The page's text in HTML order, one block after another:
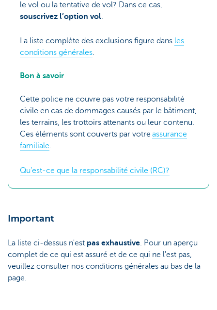
le vol ou la tentative de vol? Dans ce cas,
souscrivez l’option vol.
La liste complète des exclusions figure dans les
conditions générales.
Bon à savoir
Cette police ne couvre pas votre responsabilité
civile en cas de dommages causés par le bâtiment,
les terrains, les trottoirs attenants ou leur contenu.
Ces éléments sont couverts par votre assurance
familiale.
Qu’est-ce que la responsabilité civile (RC)?
Important
La liste ci-dessus n'est pas exhaustive. Pour un aperçu
complet de ce qui est assuré et de ce qui ne l'est pas,
veuillez consulter nos conditions générales au bas de la
page.